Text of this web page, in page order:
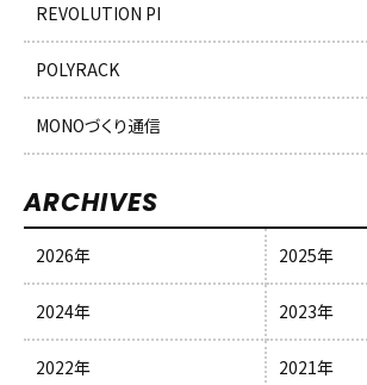
REVOLUTION PI
POLYRACK
MONOづくり通信
ARCHIVES
2026年 2025年
2024年 2023年
2022年 2021年